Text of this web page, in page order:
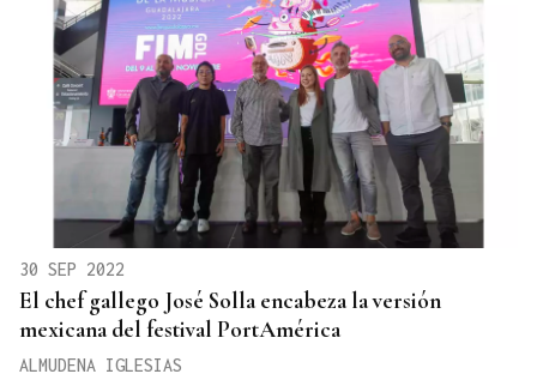
30 SEP 2022
El chef gallego José Solla encabeza la versión
mexicana del festival PortAmérica
ALMUDENA IGLESIAS